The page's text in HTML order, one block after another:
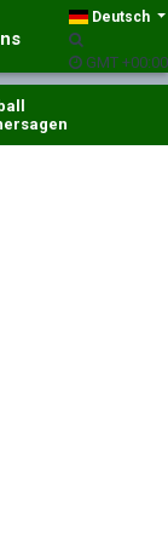
Deutsch
GMT +00:00